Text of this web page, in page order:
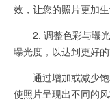
效，让您的照片更加生
2. 调整色彩与曝光
曝光度，以达到更好的
通过增加或减少饱
使照片呈现出不同的风